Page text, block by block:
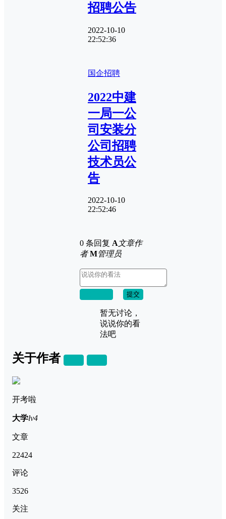
招聘公告
2022-10-10
22:52:36
国企招聘
2022中建
一局一公
司安装分
公司招聘
技术员公
告
2022-10-10
22:52:46
0 条回复 A文章作
者 M管理员
提交
暂无讨论，
说说你的看
法吧
关于作者
开考啦
大学lv4
文章
22424
评论
3526
关注